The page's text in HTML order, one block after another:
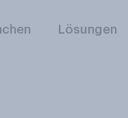
Lösungen